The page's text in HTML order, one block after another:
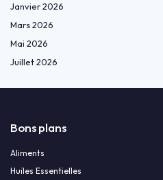
Janvier 2026
Mars 2026
Mai 2026
Juillet 2026
Bons plans
Aliments
Huiles Essentielles